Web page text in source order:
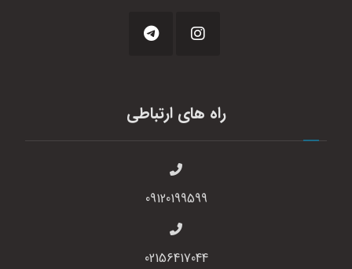
راه های ارتباطی
09120199599
02156417044